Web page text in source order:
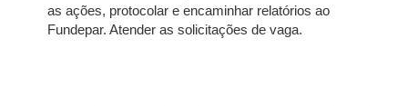
as ações, protocolar e encaminhar relatórios ao
Fundepar. Atender as solicitações de vaga.